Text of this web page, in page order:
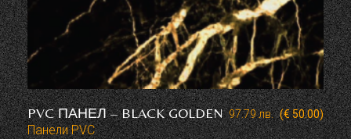
PVC ПАНЕЛ – BLACK GOLDEN 97.79лв. (€ 50.00)
Панели PVC